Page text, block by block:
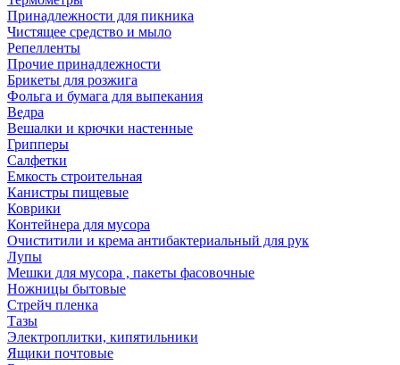
Принадлежности для пикника
Чистящее средство и мыло
Репелленты
Прочие принадлежности
Брикеты для розжига
Фольга и бумага для выпекания
Ведра
Вешалки и крючки настенные
Грипперы
Салфетки
Емкость строительная
Канистры пищевые
Коврики
Контейнера для мусора
Очиститили и крема антибактериальный для рук
Лупы
Мешки для мусора , пакеты фасовочные
Ножницы бытовые
Стрейч пленка
Тазы
Электроплитки, кипятильники
Ящики почтовые